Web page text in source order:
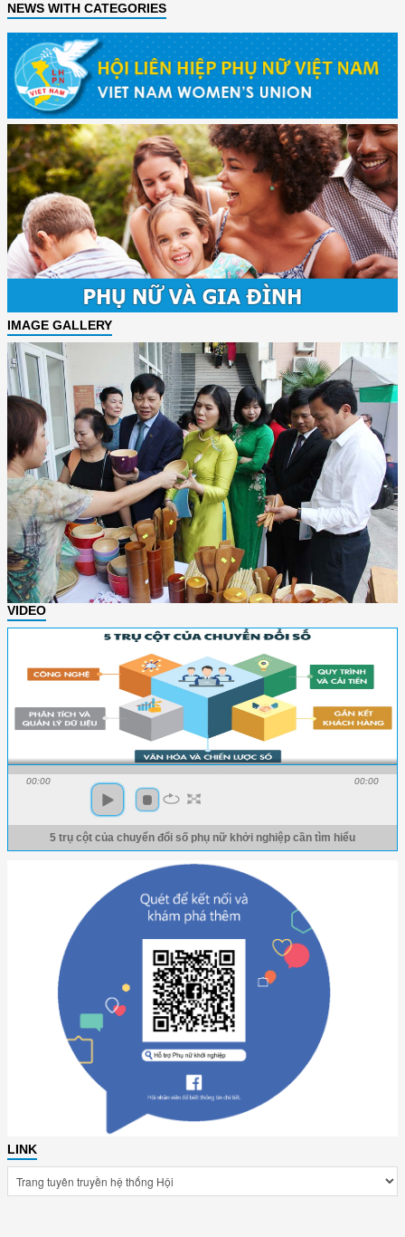
NEWS WITH CATEGORIES
IMAGE GALLERY
VIDEO
00:00 00:00
5 trụ cột của chuyển đổi số phụ nữ khởi nghiệp cần tìm hiểu
LINK